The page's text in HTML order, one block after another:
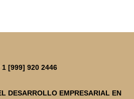
1 [999] 920 2446
DESARROLLO EMPRESARIAL EN